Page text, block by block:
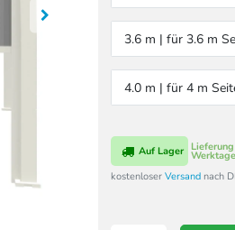
3.6 m | für 3.6 m
4.0 m | für 4 m
Auf Lager
kostenloser Versand nach